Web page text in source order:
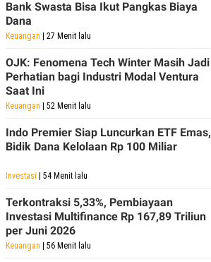
Bank Swasta Bisa Ikut Pangkas Biaya
Dana
Keuangan | 27 Menit lalu
OJK: Fenomena Tech Winter Masih Jadi
Perhatian bagi Industri Modal Ventura
Saat Ini
Keuangan | 52 Menit lalu
Indo Premier Siap Luncurkan ETF Emas,
Bidik Dana Kelolaan Rp 100 Miliar
Investasi | 54 Menit lalu
Terkontraksi 5,33%, Pembiayaan
Investasi Multifinance Rp 167,89 Triliun
per Juni 2026
Keuangan | 56 Menit lalu